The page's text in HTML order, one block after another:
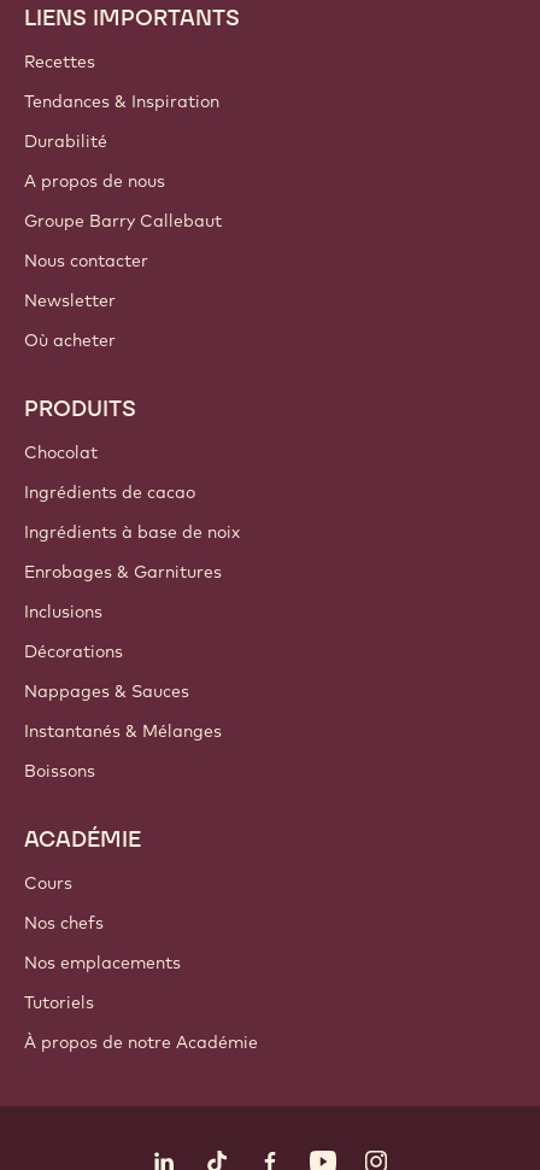
Footer
Callebaut
LIENS IMPORTANTS
Recettes
Tendances & Inspiration
Durabilité
A propos de nous
Groupe Barry Callebaut
Nous contacter
Newsletter
Où acheter
PRODUITS
Chocolat
Ingrédients de cacao
Ingrédients à base de noix
Enrobages & Garnitures
Inclusions
Décorations
Nappages & Sauces
Instantanés & Mélanges
Boissons
ACADÉMIE
Cours
Nos chefs
Nos emplacements
Tutoriels
À propos de notre Académie